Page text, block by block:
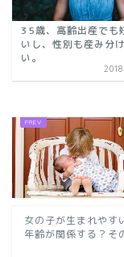
35歳、高齢出産でも
いし、性別も産み分
い。
2018
女の子が生まれやす
年齢が関係する？そ